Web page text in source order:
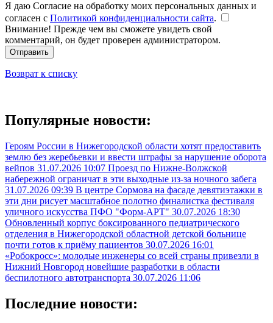
Я даю Согласие на обработку моих персональных данных и
согласен с Политикой конфиденциальности сайта.
Внимание! Прежде чем вы сможете увидеть свой
комментарий, он будет проверен администратором.
Отправить
Возврат к списку
Популярные новости:
Героям России в Нижегородской области хотят предоставить
землю без жеребьевки и ввести штрафы за нарушение оборота
вейпов 31.07.2026 10:07 Проезд по Нижне-Волжской
набережной ограничат в эти выходные из-за ночного забега
31.07.2026 09:39 В центре Сормова на фасаде девятиэтажки в
эти дни рисует масштабное полотно финалистка фестиваля
уличного искусства ПФО "Форм-АРТ" 30.07.2026 18:30
Обновленный корпус боксированного педиатрического
отделения в Нижегородской областной детской больнице
почти готов к приёму пациентов 30.07.2026 16:01
«Робокросс»: молодые инженеры со всей страны привезли в
Нижний Новгород новейшие разработки в области
беспилотного автотранспорта 30.07.2026 11:06
Последние новости: